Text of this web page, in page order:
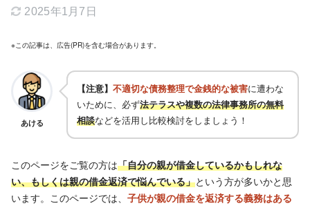
2025年1月7日
※この記事は、広告(PR)を含む場合があります。
あける
【注意】 不適切な債務整理で金銭的な被害に遭わな
いために、必ず法テラスや複数の法律事務所の無料
相談などを活用し比較検討をしましょう！
このページをご覧の方は「自分の親が借金しているかもしれな
い、もしくは親の借金返済で悩んでいる」という方が多いかと思
います。このページでは、 子供が親の借金を返済する義務はある